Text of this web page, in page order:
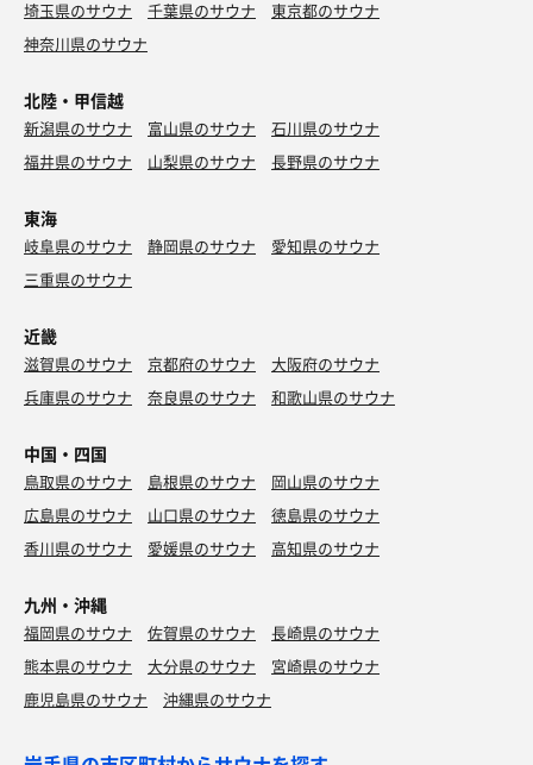
埼玉県のサウナ
千葉県のサウナ
東京都のサウナ
神奈川県のサウナ
北陸・甲信越
新潟県のサウナ 富山県のサウナ
石川県のサウナ
福井県のサウナ
山梨県のサウナ 長野県のサウナ
東海
岐阜県のサウナ 静岡県のサウナ
愛知県のサウナ
三重県のサウナ
近畿
滋賀県のサウナ 京都府のサウナ
大阪府のサウナ
兵庫県のサウナ
奈良県のサウナ 和歌山県のサウナ
中国・四国
鳥取県のサウナ 島根県のサウナ
岡山県のサウナ
広島県のサウナ
山口県のサウナ
徳島県のサウナ
香川県のサウナ
愛媛県のサウナ 高知県のサウナ
九州・沖縄
福岡県のサウナ 佐賀県のサウナ
長崎県のサウナ
熊本県のサウナ
大分県のサウナ
宮崎県のサウナ
鹿児島県のサウナ
沖縄県のサウナ